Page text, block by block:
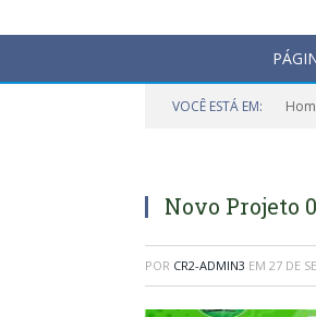
VOCÊ ESTÁ EM:
Novo Projeto
POR CR2-ADMIN3 EM 27 DE